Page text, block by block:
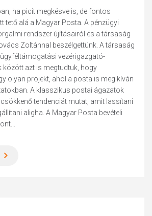
ha picit megkésve is, de fontos
tető alá a Magyar Posta. A pénzügyi
rendszer újításairól és a társaság
Zoltánnal beszélgettünk. A társaság
vezérigazgató-
között azt is megtudtuk, hogy
olyan projekt, ahol a posta is meg kíván
A klasszikus postai ágazatok
csökkenő tendenciát mutat, amit lassítani
aligha. A Magyar Posta bevételi